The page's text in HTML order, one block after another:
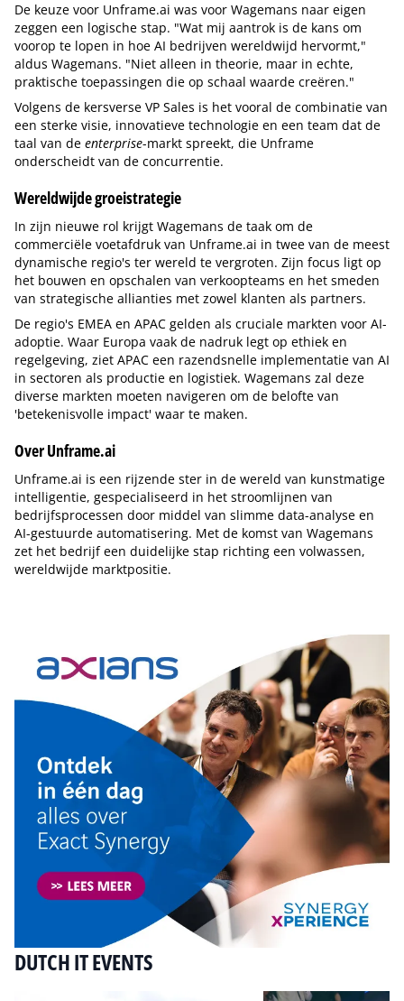
De keuze voor Unframe.ai was voor Wagemans naar eigen
zeggen een logische stap. "Wat mij aantrok is de kans om
voorop te lopen in hoe AI bedrijven wereldwijd hervormt,"
aldus Wagemans. "Niet alleen in theorie, maar in echte,
praktische toepassingen die op schaal waarde creëren."
Volgens de kersverse VP Sales is het vooral de combinatie van
een sterke visie, innovatieve technologie en een team dat de
taal van de enterprise-markt spreekt, die Unframe
onderscheidt van de concurrentie.
Wereldwijde groeistrategie
In zijn nieuwe rol krijgt Wagemans de taak om de
commerciële voetafdruk van Unframe.ai in twee van de meest
dynamische regio's ter wereld te vergroten. Zijn focus ligt op
het bouwen en opschalen van verkoopteams en het smeden
van strategische allianties met zowel klanten als partners.
De regio's EMEA en APAC gelden als cruciale markten voor AI-
adoptie. Waar Europa vaak de nadruk legt op ethiek en
regelgeving, ziet APAC een razendsnelle implementatie van AI
in sectoren als productie en logistiek. Wagemans zal deze
diverse markten moeten navigeren om de belofte van
'betekenisvolle impact' waar te maken.
Over Unframe.ai
Unframe.ai is een rijzende ster in de wereld van kunstmatige
intelligentie, gespecialiseerd in het stroomlijnen van
bedrijfsprocessen door middel van slimme data-analyse en
AI-gestuurde automatisering. Met de komst van Wagemans
zet het bedrijf een duidelijke stap richting een volwassen,
wereldwijde marktpositie.
DUTCH IT EVENTS